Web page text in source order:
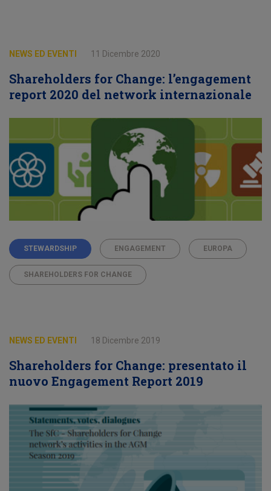
NEWS ED EVENTI 11 Dicembre 2020
Shareholders for Change: l’engagement
report 2020 del network internazionale
STEWARDSHIP ENGAGEMENT EUROPA
SHAREHOLDERS FOR CHANGE
NEWS ED EVENTI 18 Dicembre 2019
Shareholders for Change: presentato il
nuovo Engagement Report 2019